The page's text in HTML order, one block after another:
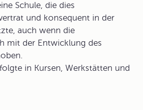
Schule, die dies
und konsequent in der
auch wenn die
mit der Entwicklung des
in Kursen, Werkstätten und